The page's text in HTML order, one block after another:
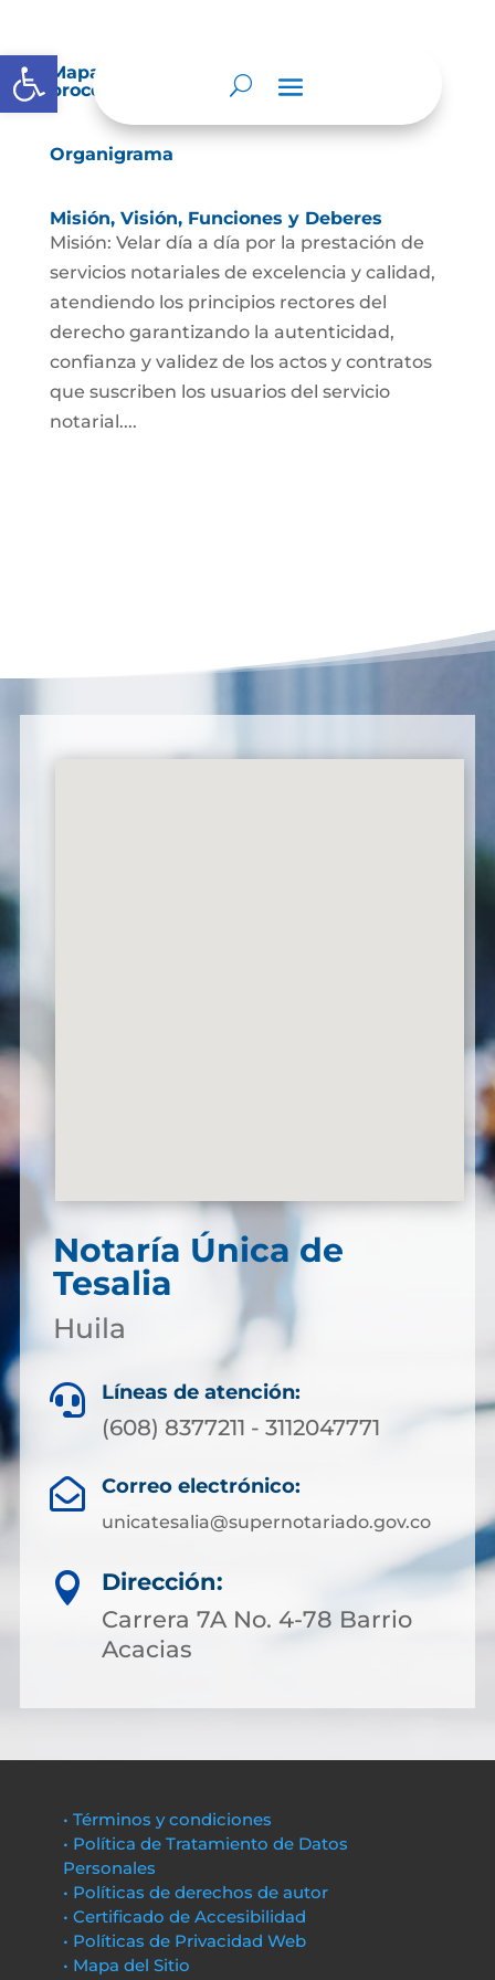
Abrir barra de herramientas
Mapas y cartas descriptivas de los
procesos
Organigrama
Misión, Visión, Funciones y Deberes
Misión: Velar día a día por la prestación de
servicios notariales de excelencia y calidad,
atendiendo los principios rectores del
derecho garantizando la autenticidad,
confianza y validez de los actos y contratos
que suscriben los usuarios del servicio
notarial....
Notaría Única de
Tesalia
Huila
 Líneas de atención:
(608) 8377211 - 3112047771
 Correo electrónico:
unicatesalia@supernotariado.gov.co

Dirección:
Carrera 7A No. 4-78 Barrio
Acacias
• Términos y condiciones
• Política de Tratamiento de Datos
Personales
• Políticas de derechos de autor
• Certificado de Accesibilidad
• Políticas de Privacidad Web
• Mapa del Sitio